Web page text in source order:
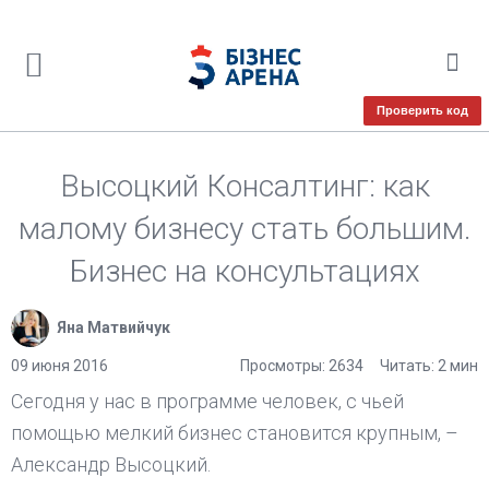
Проверить код
Высоцкий Консалтинг: как
малому бизнесу стать большим.
Бизнес на консультациях
Яна Матвийчук
09 июня 2016 Читать: 2 мин
Просмотры: 2634
Сегодня у нас в программе человек, с чьей
помощью мелкий бизнес становится крупным, –
Александр Высоцкий.